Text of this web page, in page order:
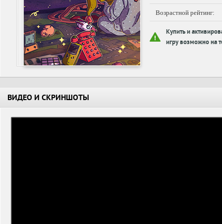
Возрастной рейтинг:
Купить и
игру возможно на
ВИДЕО И СКРИНШОТЫ